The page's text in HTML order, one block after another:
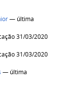
— última
31/03/2020
31/03/2020
— última